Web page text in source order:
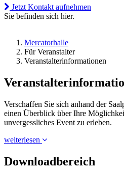
Jetzt Kontakt aufnehmen
Sie befinden sich hier.
Mercatorhalle
Für Veranstalter
Veranstalterinformationen
Verschaffen Sie sich anhand der
einen Überblick über Ihre
unvergessliches Event zu erleben.
weiterlesen
Downloadbereich